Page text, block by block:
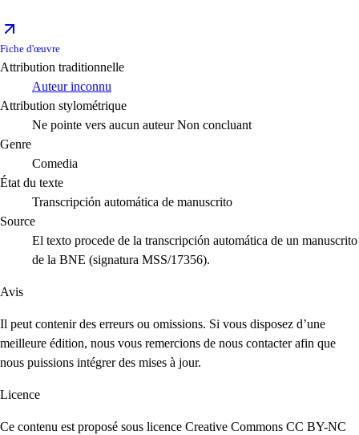
Fiche d'œuvre
Attribution traditionnelle
Auteur inconnu
Attribution stylométrique
Ne pointe vers aucun auteur Non concluant
Genre
Comedia
État du texte
Transcripción automática de manuscrito
Source
El texto procede de la transcripción automática de un manuscrito
de la BNE (signatura MSS/17356).
Avis
Il peut contenir des erreurs ou omissions. Si vous disposez d’une
meilleure édition, nous vous remercions de nous contacter afin que
nous puissions intégrer des mises à jour.
Licence
Ce contenu est proposé sous licence Creative Commons CC BY-NC